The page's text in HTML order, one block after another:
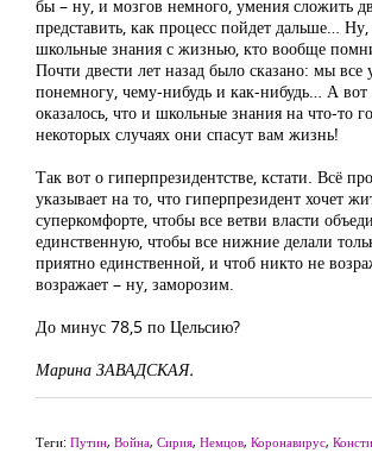
бы – ну, и мозгов немного, умения сложить
представить, как процесс пойдет дальше…
школьные знания с жизнью, кто вообще
Почти двести лет назад было сказано: мы все
понемногу, чему-нибудь и как-нибудь… А
оказалось, что и школьные знания на что-то
некоторых случаях они спасут вам жизнь!
Так вот о гиперпрезидентстве, кстати. Всё
указывает на то, что гиперпрезидент хочет
суперкомфорте, чтобы все ветви власти
единственную, чтобы все нижние делали
приятно единственной, и чтоб никто не
возражает – ну, заморозим.
До минус 78,5 по Цельсию?
Марина ЗАВАДСКАЯ.
Теги: Путин, Война, Сирия, Немцов, Коронавирус,